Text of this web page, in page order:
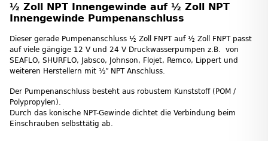
½ Zoll NPT Innengewinde auf ½ Zoll NPT
Innengewinde Pumpenanschluss
Dieser gerade Pumpenanschluss ½ Zoll FNPT auf ½ Zoll FNPT passt
auf viele gängige 12 V und 24 V Druckwasserpumpen z.B. von
SEAFLO, SHURFLO, Jabsco, Johnson, Flojet, Remco, Lippert und
weiteren Herstellern mit ½″ NPT Anschluss.
Der Pumpenanschluss besteht aus robustem Kunststoff (POM /
Polypropylen).
Durch das konische NPT-Gewinde dichtet die Verbindung beim
Einschrauben selbsttätig ab.